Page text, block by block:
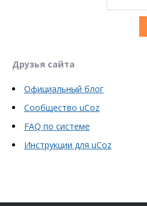
Друзья сайта
Официальный блог
Сообщество uCoz
FAQ по системе
Инструкции для uCoz